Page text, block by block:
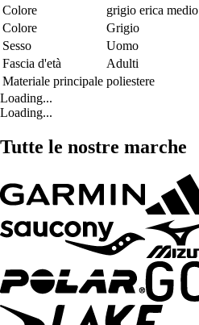
Colore
grigio erica medio
Colore
Grigio
Sesso
Uomo
Fascia d'età
Adulti
Materiale principale poliestere
Loading...
Loading...
Tutte le nostre marche